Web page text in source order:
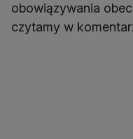
obowiązywania
czytamy w